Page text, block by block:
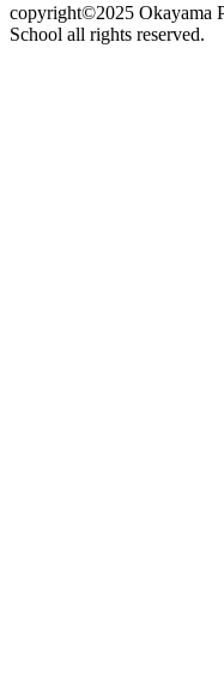
copyright©2025 Okayama
School all rights reserved.